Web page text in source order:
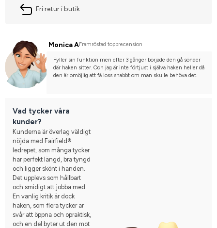
Fri retur i butik
Monica AFramröstad topprecension
Fyller sin funktion men efter 3 gånger började den gå sönder
där haken sitter. Och jag är inte förtjust i själva haken heller då
den är omöjlig att få loss snabbt om man skulle behöva det.
Vad tycker våra
kunder?
Kunderna är överlag väldigt
nöjda med Fairfield®
ledrepet, som många tycker
har perfekt längd, bra tyngd
och ligger skönt i handen.
Det upplevs som hållbart
och smidigt att jobba med.
En vanlig kritik är dock
haken, som flera tycker är
svår att öppna och opraktisk,
och en del byter ut den mot